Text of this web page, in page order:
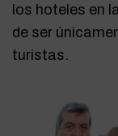
los hoteles en
de ser
turistas.